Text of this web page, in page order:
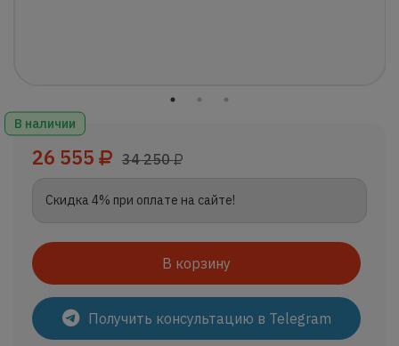
В наличии
26 555 34 250
Скидка 4% при оплате на сайте!
В корзину
Получить консультацию в Telegram